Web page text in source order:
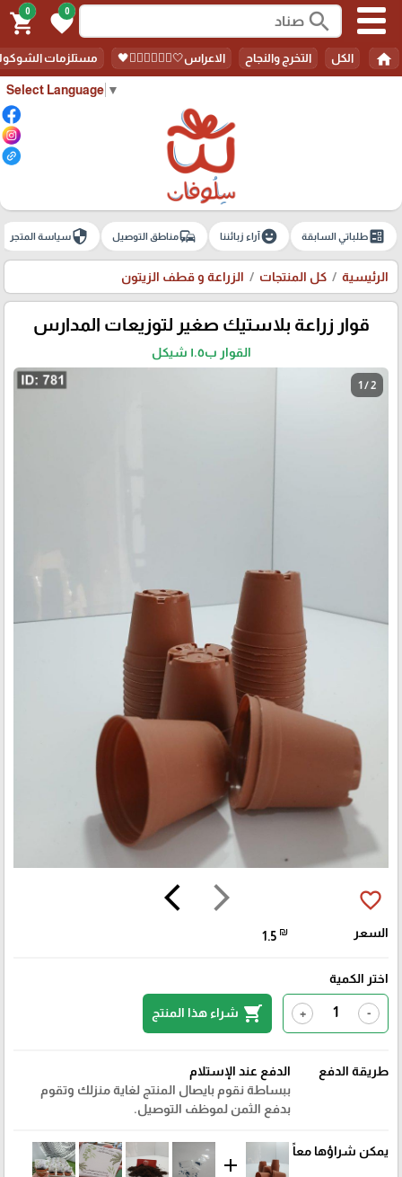
Select Language ▼
search
0
favorite
0
shopping_cart
home الكل التخرج والنجاح الاعراس🤍🤵🏻‍♀️👰🏻‍♀️🖤 مستلزمات
ballotطلباتي السابقة emoji_emotionsآراء زبائننا commuteمناطق التوصيل securityسياسة المتجر
الرئيسية كل المنتجات الزراعة و قطف الزيتون
قوار زراعة بلاستيك صغير لتوزيعات المدارس
القوار ب١.٥ شيكل
1 / 2
arrow_forward_ios
arrow_back_ios favorite_border
السعر 1.5 ₪
اختر الكمية
-
+
shopping_cart شراء هذا المنتج
طريقة الدفع
الدفع عند الإستلام
ببساطة نقوم بايصال المنتج لغاية منزلك وتقوم
بدفع الثمن لموظف التوصيل.
يمكن شراؤها معاً
add